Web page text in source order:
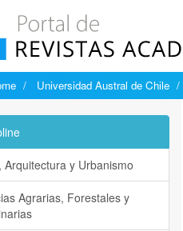
Universidad Austral de Chile
Arquitectura y Urbanismo
Agrarias, Forestales y